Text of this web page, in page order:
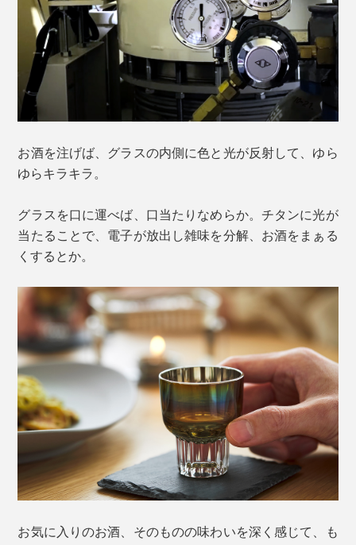
お酒を注げば、グラスの内側に色と光が反射して、ゆら
ゆらキラキラ。
グラスを口に運べば、口当たりなめらか。チタンに光が
当たることで、電子が放出し雑味を分解、お酒をまぁる
くするとか。
お気に入りのお酒、そのものの味わいを深く感じて、も